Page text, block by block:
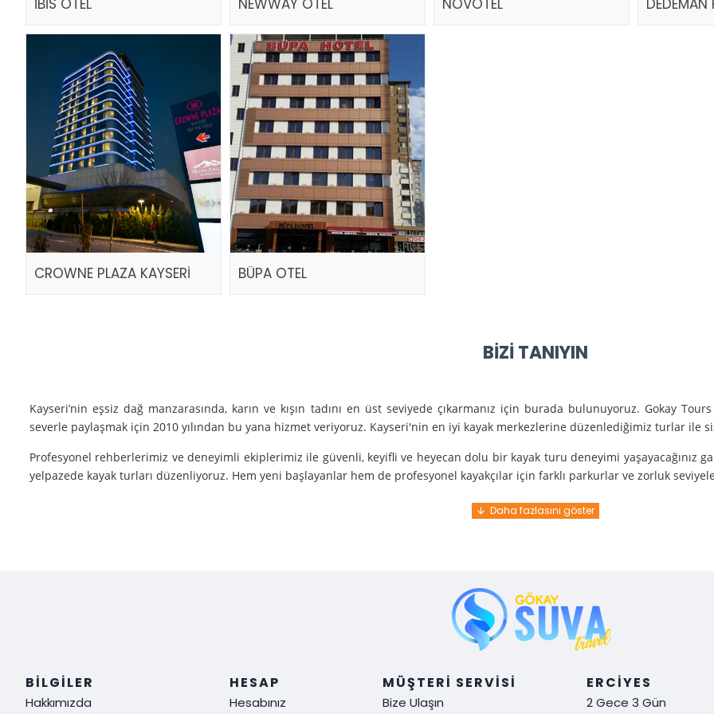
CROWNE PLAZA KAYSERİ BÜPA OTEL
BIZI TANIYIN
Kayseri’nin eşsiz dağ manzarasında, karın ve kışın tadını en üst seviyede çıkarmanız için burada bulunuyoruz. Gokay
severle paylaşmak için 2010 yılından bu yana hizmet veriyoruz. Kayseri'nin en iyi kayak merkezlerine düzenlediğimiz turlar ile
Profesyonel rehberlerimiz ve deneyimli ekiplerimiz ile güvenli, keyifli ve heyecan dolu bir kayak turu deneyimi yaşayacağınız
yelpazede kayak turları düzenliyoruz. Hem yeni başlayanlar hem de profesyonel kayakçılar için farklı parkurlar ve zorluk
Güvenlik: Kayak yaparken güvenliğiniz bizim için her şeyden önce gelir. En kaliteli ekipmanlarla ve uzman rehberlerle sizi güvenle
Müşteri Memnuniyeti: Sizin tatmin olmanız bizim için her şey demek. Tüm detayları önceden planlayarak, size özel, rahat ve
ediyoruz!
BILGILER
Hakkımızda
HESAP
Hesabınız
MÜŞTERI SERVISI
Bize Ulaşın
ERCIYES
2 Gece 3 Gün